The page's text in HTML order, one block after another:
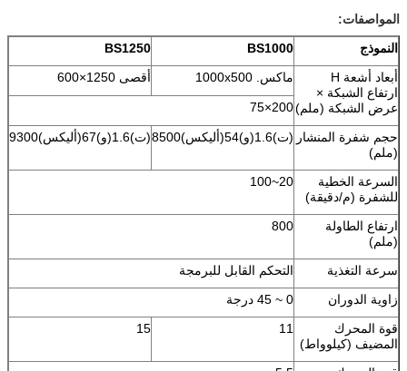
المواصفات:
النموذج
BS1000
BS1250
أبعاد أشعة H
ارتفاع الشبكة ×
عرض الشبكة (ملم)
ماكس. 1000x500 أقصى 1250×600
200×75
حجم شفرة المنشار
(ملم)
(ت)1.6(و)54(أليكس)8500 (ت)1.6(و)67(أليكس)9300
السرعة الخطية
للشفرة (م/دقيقة)
20~100
ارتفاع الطاولة
(ملم)
800
سرعة التغذية
التحكم القابل للبرمجة
زاوية الدوران
0 ~ 45 درجة
قوة المحرك
المضيف (كيلوواط)
11
15